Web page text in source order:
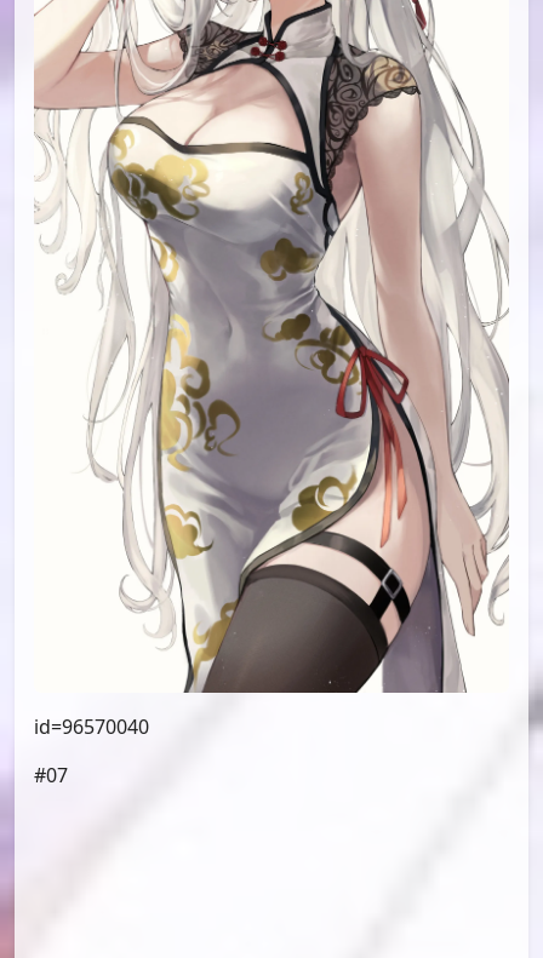
id=96570040
#07